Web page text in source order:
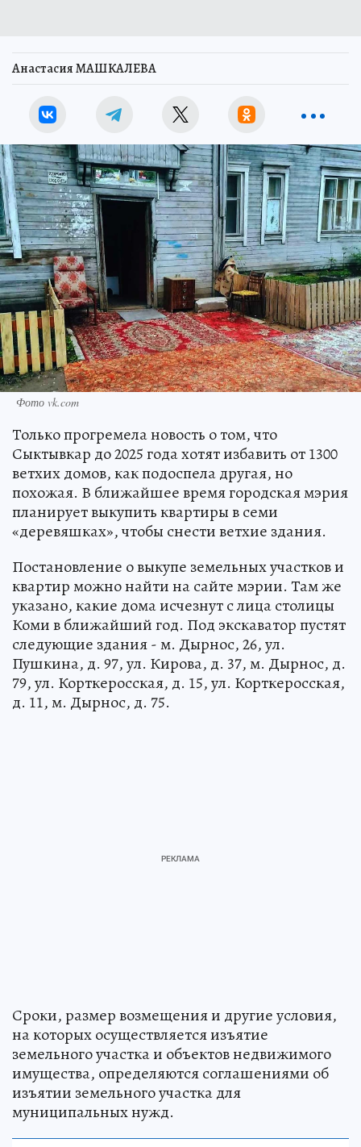
Анастасия МАШКАЛЕВА
Фото vk.com
Только прогремела новость о том, что
Сыктывкар до 2025 года хотят избавить от 1300
ветхих домов, как подоспела другая, но
похожая. В ближайшее время городская мэрия
планирует выкупить квартиры в семи
«деревяшках», чтобы снести ветхие здания.
Постановление о выкупе земельных участков и
квартир можно найти на сайте мэрии. Там же
указано, какие дома исчезнут с лица столицы
Коми в ближайший год. Под экскаватор пустят
следующие здания - м. Дырнос, 26, ул.
Пушкина, д. 97, ул. Кирова, д. 37, м. Дырнос, д.
79, ул. Корткеросская, д. 15, ул. Корткеросская,
д. 11, м. Дырнос, д. 75.
Сроки, размер возмещения и другие условия,
на которых осуществляется изъятие
земельного участка и объектов недвижимого
имущества, определяются соглашениями об
изъятии земельного участка для
муниципальных нужд.